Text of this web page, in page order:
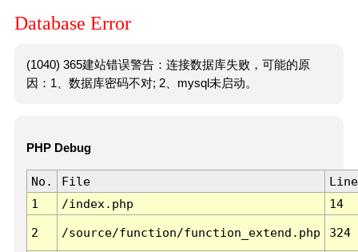
Database Error
(1040) 365建站错误警告：连接数据库失败，可能的原
因：1、数据库密码不对; 2、mysql未启动。
PHP Debug
No. File
Line
1
/index.php 14
2 /source/function/function_extend.php 324